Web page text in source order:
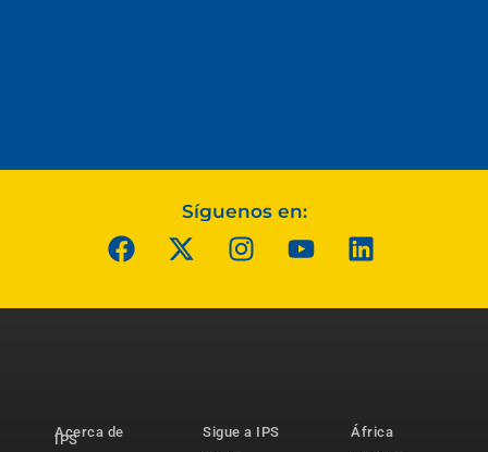
Síguenos en:
Acerca de
IPS
Sigue a IPS
África